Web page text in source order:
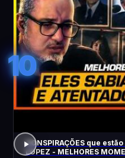
10
CONSPIRAÇÕES que
LOPEZ - MELHORES